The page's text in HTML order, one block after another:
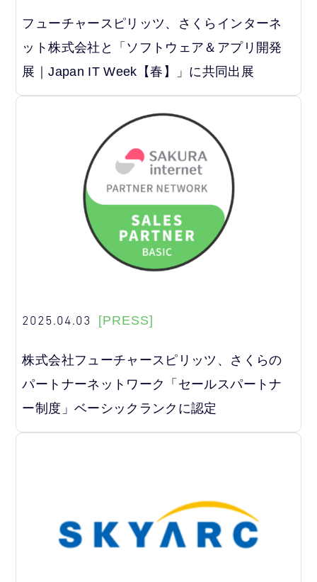
フューチャースピリッツ、さくらインターネ
ット株式会社と「ソフトウェア＆アプリ開発
展｜Japan IT Week【春】」に共同出展
2025.04.03 [PRESS]
株式会社フューチャースピリッツ、さくらの
パートナーネットワーク「セールスパートナ
ー制度」ベーシックランクに認定